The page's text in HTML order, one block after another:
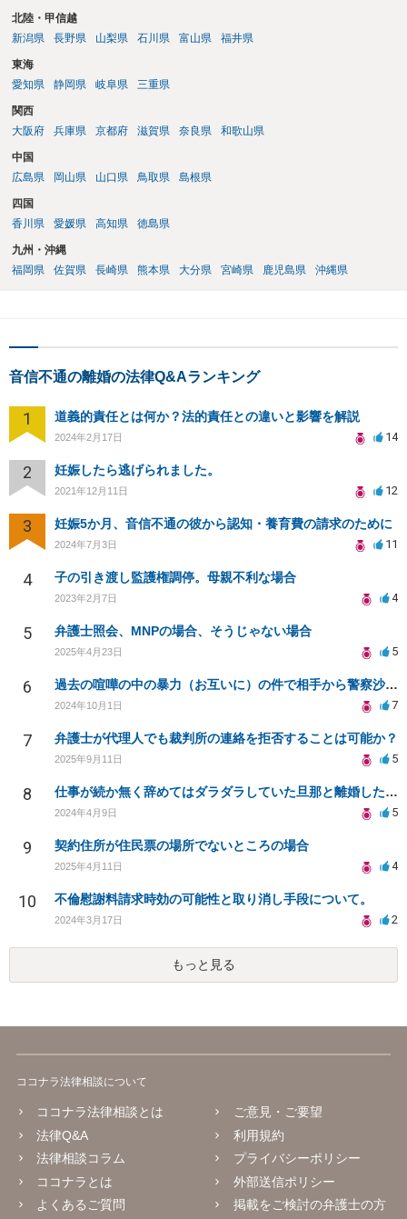
北陸・甲信越
新潟県
長野県 山梨県 石川県 富山県 福井県
東海
愛知県
静岡県 岐阜県 三重県
関西
大阪府
兵庫県 京都府 滋賀県 奈良県 和歌山県
中国
広島県
岡山県 山口県 鳥取県 島根県
四国
香川県
愛媛県 高知県 徳島県
九州・沖縄
福岡県
佐賀県 長崎県 熊本県 大分県 宮崎県 鹿児島県 沖縄県
音信不通の離婚の法律Q&Aランキング
1 道義的責任とは何か？法的責任との違いと影響を解説
2024年2月17日 14
2 妊娠したら逃げられました。
2021年12月11日 12
3 妊娠5か月、音信不通の彼から認知・養育費の請求のために
2024年7月3日 11
4 子の引き渡し監護権調停。母親不利な場合
2023年2月7日 4
5 弁護士照会、MNPの場合、そうじゃない場合
2025年4月23日 5
6 過去の喧嘩の中の暴力（お互いに）の件で相手から警察沙汰になるかもしれないです。
2024年10月1日 7
7 弁護士が代理人でも裁判所の連絡を拒否することは可能か？
2025年9月11日 5
8 仕事が続か無く辞めてはダラダラしていた旦那と離婚したがその時慰謝料請求はせずにいたがまだ可能なのか？
2024年4月9日 5
9 契約住所が住民票の場所でないところの場合
2025年4月11日 4
10 不倫慰謝料請求時効の可能性と取り消し手段について。
2024年3月17日 2
もっと見る
ココナラ法律相談について
ココナラ法律相談とは
法律Q&A
法律相談コラム
ココナラとは
よくあるご質問
ご意見・ご要望
利用規約
プライバシーポリシー
外部送信ポリシー
掲載をご検討の弁護士の方